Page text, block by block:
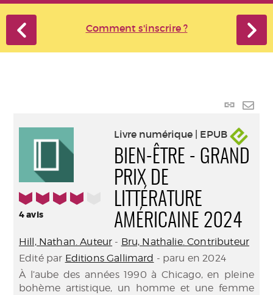
Comment s'inscrire ?
Lien
4/5
4avis
Livre numérique | EPUB
BIEN-ÊTRE - GRAND
PRIX DE
LITTÉRATURE
AMÉRICAINE 2024
Hill, Nathan. Auteur - Bru, Nathalie. Contributeur
Edité par Editions Gallimard - paru en 2024
À l’aube des années 1990 à Chicago, en pleine
bohème artistique, un homme et une femme